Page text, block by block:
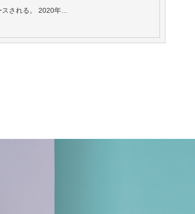
スされる。 2020年…